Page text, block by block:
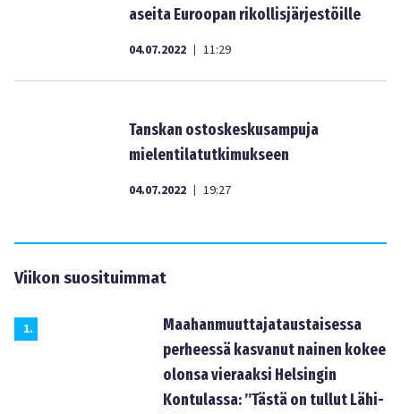
aseita Euroopan rikollisjärjestöille
04.07.2022 | 11:29
Tanskan ostoskeskusampuja
mielentilatutkimukseen
04.07.2022 | 19:27
Viikon suosituimmat
1.
Maahanmuuttajataustaisessa
perheessä kasvanut nainen kokee
olonsa vieraaksi Helsingin
Kontulassa: ”Tästä on tullut Lähi-